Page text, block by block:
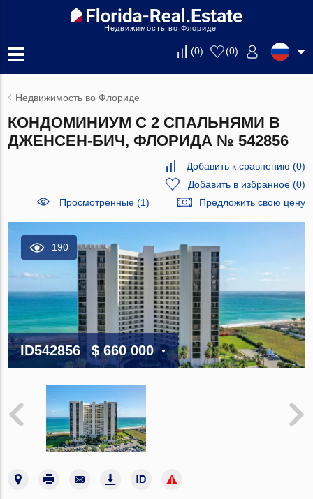
Недвижимость во Флориде
(0) (0)
Недвижимость во Флориде
КОНДОМИНИУМ С 2 СПАЛЬНЯМИ В
ДЖЕНСЕН-БИЧ, ФЛОРИДА № 542856
Добавить к сравнению (0)
Добавить в избранное(0)
Просмотренные (1)
Предложить свою цену
190
ID542856 $ 660 000